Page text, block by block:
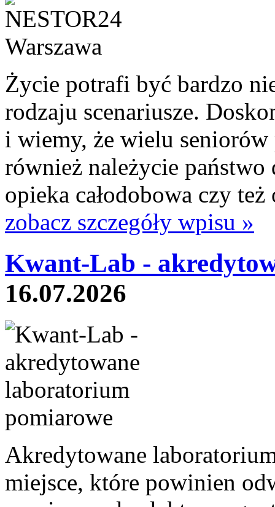
Życie potrafi być bardzo
rodzaju scenariusze.
i wiemy, że wielu
również należycie państwo
opieka całodobowa czy
zobacz szczegóły wpisu »
Kwant-Lab -
16.07.2026
Akredytowane
miejsce, które powinien